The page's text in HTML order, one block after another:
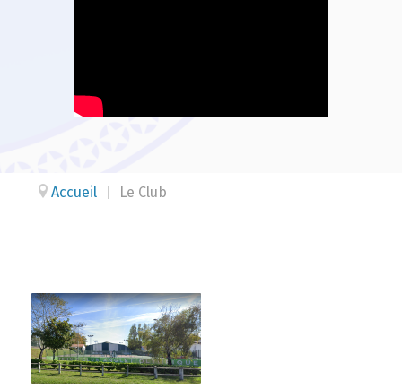
Accueil Le Club